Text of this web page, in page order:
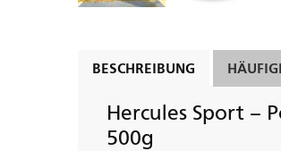
BESCHREIBUNG
Hercules Sport –
500g